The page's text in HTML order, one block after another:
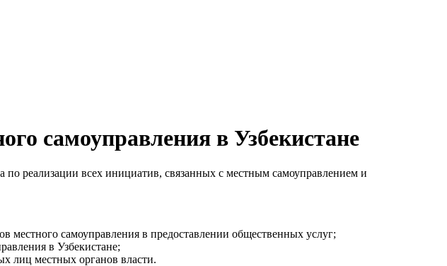
самоуправления в Узбекистане
по реализации всех инициатив, связанных с местным самоуправлением и
местного самоуправления в предоставлении общественных услуг;
в Узбекистане;
лиц местных органов власти.